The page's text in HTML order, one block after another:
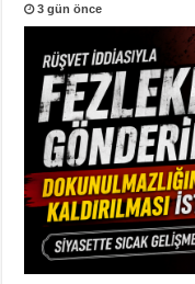
3 gün önce